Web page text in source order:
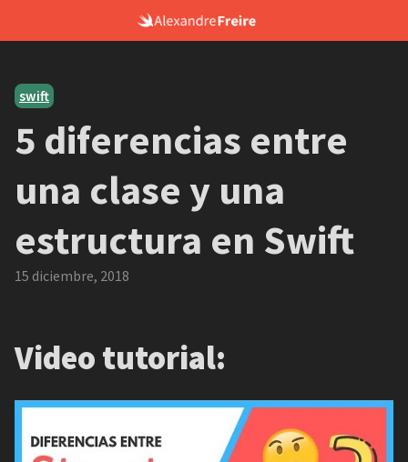
swift
5 diferencias entre
una clase y una
estructura en Swift
15 diciembre, 2018
Video tutorial: